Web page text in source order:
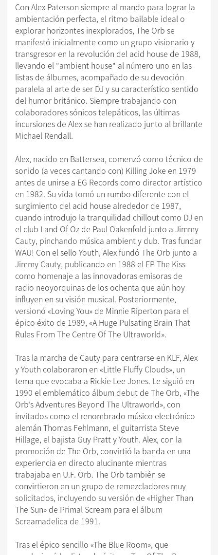
Con Alex Paterson siempre al mando para lograr la
ambientación perfecta, el ritmo bailable ideal o
explorar horizontes inexplorados, The Orb se
manifestó inicialmente como un grupo visionario y
transgresor en la revolución del acid house de 1988,
llevando el "ambient house" al número uno en las
listas de álbumes, acompañado de su devoción
paralela al arte de ser DJ y su característico sentido
del humor británico. Siempre trabajando con
colaboradores sónicos telepáticos, las últimas
incursiones de Alex se han realizado junto al brillante
Michael Rendall.
Alex, nacido en Battersea, comenzó como técnico de
sonido (a veces cantando con) Killing Joke en 1979
antes de unirse a EG Records como director artístico
en 1982. Su vida tomó un rumbo diferente con el
surgimiento del acid house alrededor de 1987,
cuando introdujo la tranquilidad chillout como DJ en
el club Land Of Oz de Paul Oakenfold junto a Jimmy
Cauty, pinchando música ambient y dub. Tras fundar
WAU! Con el sello Youth, Alex fundó The Orb junto a
Jimmy Cauty, publicando en 1988 el EP The Kiss
como homenaje a las innovadoras emisoras de
radio neoyorquinas de los ochenta que aún hoy
influyen en su visión musical. Posteriormente,
versionó «Loving You» de Minnie Riperton para el
épico éxito de 1989, «A Huge Pulsating Brain That
Rules From The Centre Of The Ultraworld».
Tras la marcha de Cauty para centrarse en KLF, Alex
y Youth colaboraron en «Little Fluffy Clouds», un
tema que evocaba a Rickie Lee Jones. Le siguió en
1990 el emblemático álbum debut de The Orb, «The
Orb's Adventures Beyond The Ultraworld», con
invitados como el renombrado músico electrónico
alemán Thomas Fehlmann, el guitarrista Steve
Hillage, el bajista Guy Pratt y Youth. Alex, con la
promoción de The Orb, convirtió la banda en una
experiencia en directo alucinante mientras
trabajaba en U.F. Orb. The Orb también se
convirtieron en un grupo de remezcladores muy
solicitados, incluyendo su versión de «Higher Than
The Sun» de Primal Scream para el álbum
Screamadelica de 1991.
Tras el épico sencillo «The Blue Room», que